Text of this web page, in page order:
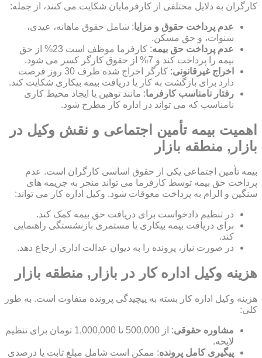
کارگران به دلایل مختلفی از کارفرمایان شکایت می کنند، از جمله:
عدم پرداخت حقوق و مزایا: شامل حقوق ماهانه، عیدی،
سنوات، و حق مسکن.
عدم پرداخت حق بیمه
: کارفرما موظف است 23% از حق
بیمه را پرداخت کند و 7% از حقوق کارگر کسر می شود.
اخراج غیرقانونی
: کارگر اخراج شده ظرف 30 روز فرصت
دارد برای بازگشت به کار یا دریافت بیمه بیکاری شکایت کند.
رفتار نامناسب کارفرما: مانند توهین یا ایجاد محیط کاری
نامناسب که می تواند در اداره کار مطرح شود.
اهمیت بیمه تأمین اجتماعی و نقش وکیل در
بازار, منطقه بازار
بیمه تأمین اجتماعی یکی از حقوق اساسی کارگران است. عدم
پرداخت حق بیمه توسط کارفرما می تواند منجر به جریمه های
سنگین و الزام به پرداخت معوقات شود. وکیل اداره کار می تواند:
در تنظیم دادخواست برای دریافت حق بیمه کمک کند.
برای دریافت بیمه بیکاری یا مستمری بازنشستگی راهنمایی
کند.
در صورت نیاز، پرونده را به دیوان عدالت اداری ارجاع دهد.
هزینه وکیل اداره کار در بازار, منطقه بازار
هزینه وکیل اداره کار بسته به پیچیدگی پرونده متفاوت است. به طور
کلی:
مشاوره حقوقی
: از 500,000 تا 1,000,000 تومان برای تنظیم
لایحه.
پیگیری کامل پرونده: ممکن است شامل مبلغ ثابت یا درصدی